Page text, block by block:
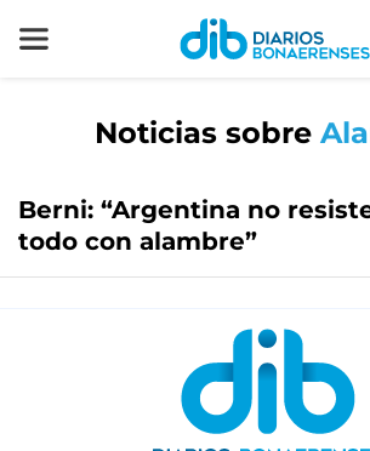
Noticias sobre
Berni: “Argentina no
todo con alambre”